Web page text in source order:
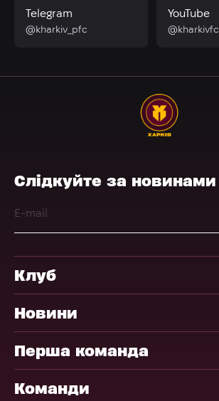
Telegram
@kharkiv_pfc
YouTube
@kharkivfc
Слідкуйте за новинами
Клуб
Новини
Перша команда
Команди